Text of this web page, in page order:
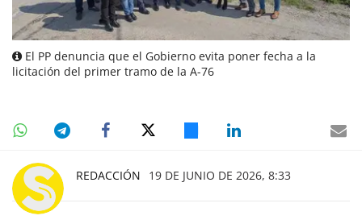
El PP denuncia que el Gobierno evita poner fecha a la
licitación del primer tramo de la A-76
REDACCIÓN 19 DE JUNIO DE 2026, 8:33